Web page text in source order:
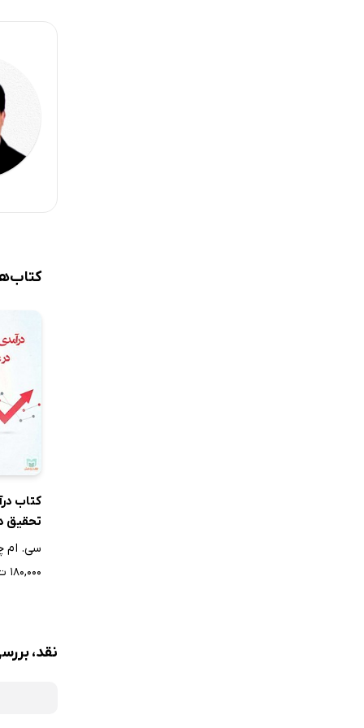
2-2-9. اصول حاکم بر معماری
2-2-13-1. تحلیل نظریه در معماری
2-3-3. اصول معنایی طراحی معماری
2-4-2. مدل تجزیه و ترکیب
2-4-3. مدل تجربی
2-4-4. مدل منطقی و مرکب
2-4-5. مدل تداعی‌گرا
2-5. روش‌ها و الگوهای طراحی از دیدگاه صاحب‌نظران داخلی
3-1. موضوع تحقیق
کتاب
تحقیق
سی. ام
۱۸۰,۰۰۰ ت
نقد،